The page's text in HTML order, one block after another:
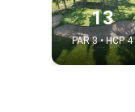
13
PAR 3 • HCP 4